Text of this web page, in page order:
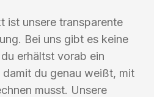
ist unsere transparente
Bei uns gibt es keine
erhältst vorab ein
du genau weißt, mit
musst. Unsere